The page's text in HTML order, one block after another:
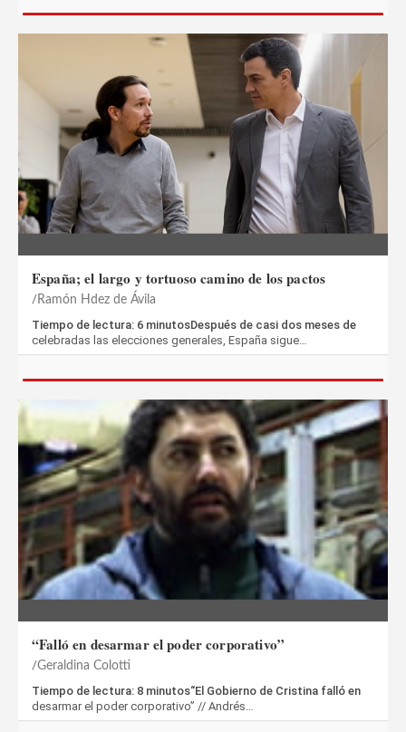
España; el largo y tortuoso camino de los pactos
Ramón Hdez de Ávila
Tiempo de lectura: 6 minutosDespués de casi dos meses de
celebradas las elecciones generales, España sigue…
“Falló en desarmar el poder corporativo”
Geraldina Colotti
Tiempo de lectura: 8 minutos“El Gobierno de Cristina falló en
desarmar el poder corporativo” // Andrés…